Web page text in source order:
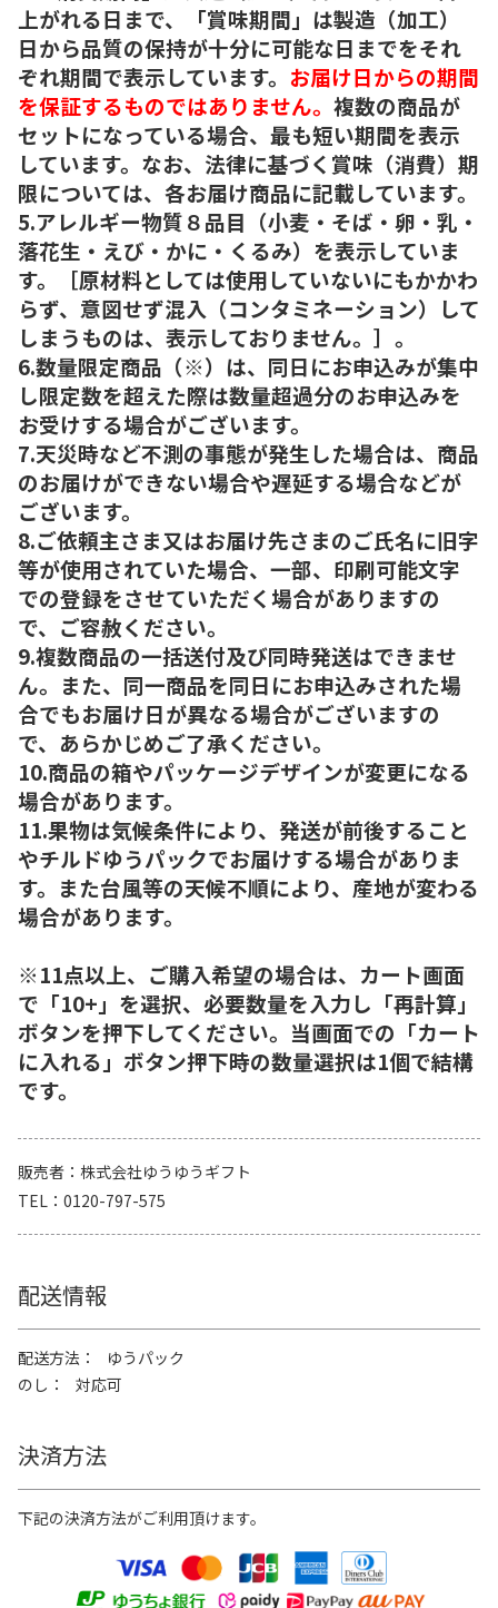
上がれる日まで、「賞味期間」は製造（加工）
日から品質の保持が十分に可能な日までをそれ
ぞれ期間で表示しています。 お届け日からの期間
を保証するものではありません。 複数の商品が
セットになっている場合、最も短い期間を表示
しています。なお、法律に基づく賞味（消費）期
限については、各お届け商品に記載しています。
5.アレルギー物質８品目（小麦・そば・卵・乳・
落花生・えび・かに・くるみ）を表示していま
す。［原材料としては使用していないにもかかわ
らず、意図せず混入（コンタミネーション）して
しまうものは、表示しておりません。］。
6.数量限定商品（※）は、同日にお申込みが集中
し限定数を超えた際は数量超過分のお申込みを
お受けする場合がございます。
7.天災時など不測の事態が発生した場合は、商品
のお届けができない場合や遅延する場合などが
ございます。
8.ご依頼主さま又はお届け先さまのご氏名に旧字
等が使用されていた場合、一部、印刷可能文字
での登録をさせていただく場合がありますの
で、ご容赦ください。
9.複数商品の一括送付及び同時発送はできませ
ん。また、同一商品を同日にお申込みされた場
合でもお届け日が異なる場合がございますの
で、あらかじめご了承ください。
10.商品の箱やパッケージデザインが変更になる
場合があります。
11.果物は気候条件により、発送が前後すること
やチルドゆうパックでお届けする場合がありま
す。また台風等の天候不順により、産地が変わる
場合があります。
※11点以上、ご購入希望の場合は、カート画面
で「10+」を選択、必要数量を入力し「再計算」
ボタンを押下してください。当画面での「カート
に入れる」ボタン押下時の数量選択は1個で結構
です。
販売者
株式会社ゆうゆうギフト
TEL
0120-797-575
配送情報
配送方法
ゆうパック
のし
対応可
決済方法
下記の決済方法がご利用頂けます。